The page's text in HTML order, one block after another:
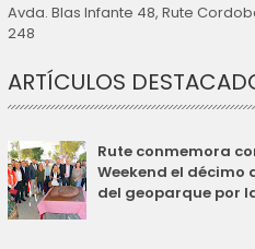
Avda. Blas Infante 48, Rute
248
ARTÍCULOS
Rute conmemora
Weekend el
del geoparque por